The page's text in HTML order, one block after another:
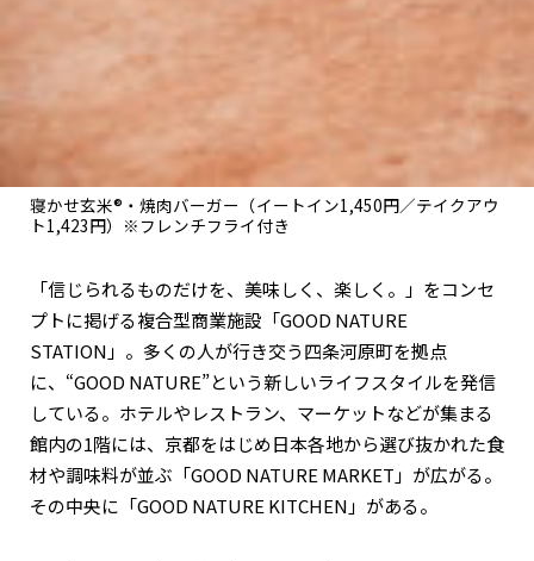
寝かせ玄米®・焼肉バーガー（イートイン1,450円／テイクアウ
ト1,423円）※フレンチフライ付き
「信じられるものだけを、美味しく、楽しく。」をコンセ
プトに掲げる複合型商業施設「GOOD NATURE
STATION」。多くの人が行き交う四条河原町を拠点
に、“GOOD NATURE”という新しいライフスタイルを発信
している。ホテルやレストラン、マーケットなどが集まる
館内の1階には、京都をはじめ日本各地から選び抜かれた食
材や調味料が並ぶ「GOOD NATURE MARKET」が広がる。
その中央に「GOOD NATURE KITCHEN」がある。